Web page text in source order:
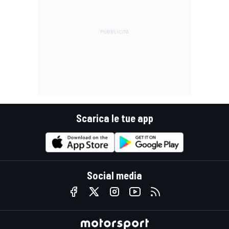
Scarica le tue app
Social media